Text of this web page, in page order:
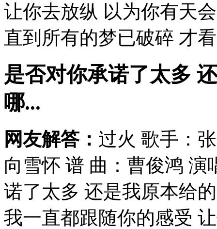
让你去放纵 以为你有天
直到所有的梦已破碎 才
是否对你承诺了太多
哪...
网友解答： 过火 歌手：
向雪怀 谱 曲：曹俊鸿 演
诺了太多 还是我原本给
我一直都跟随你的感受